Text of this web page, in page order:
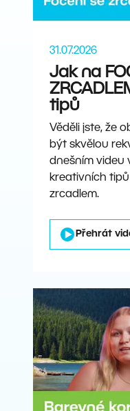
31.07.2026
Jak na
tipů
Věděli jste, že
být skvělou
dnešním videu
kreativních
zrcadlem.
Přehrát